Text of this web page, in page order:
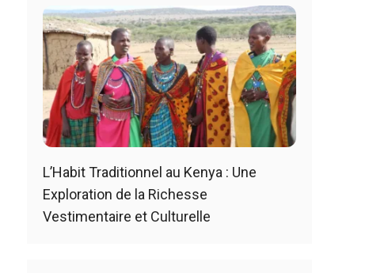
L’Habit Traditionnel au Kenya : Une
Exploration de la Richesse
Vestimentaire et Culturelle